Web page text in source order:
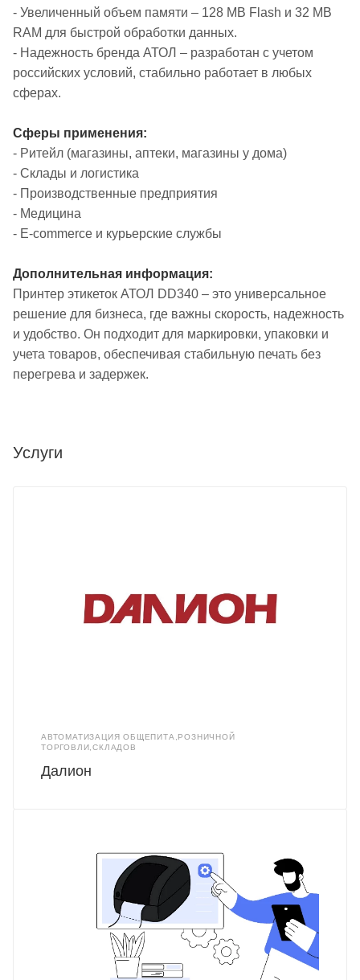
- Увеличенный объем памяти – 128 MB Flash и 32 MB
RAM для быстрой обработки данных.
- Надежность бренда АТОЛ – разработан с учетом
российских условий, стабильно работает в любых
сферах.
Сферы применения:
- Ритейл (магазины, аптеки, магазины у дома)
- Склады и логистика
- Производственные предприятия
- Медицина
- E-commerce и курьерские службы
Дополнительная информация:
Принтер этикеток АТОЛ DD340 – это универсальное
решение для бизнеса, где важны скорость, надежность
и удобство. Он подходит для маркировки, упаковки и
учета товаров, обеспечивая стабильную печать без
перегрева и задержек.
Услуги
АВТОМАТИЗАЦИЯ ОБЩЕПИТА,РОЗНИЧНОЙ
ТОРГОВЛИ,СКЛАДОВ
Далион